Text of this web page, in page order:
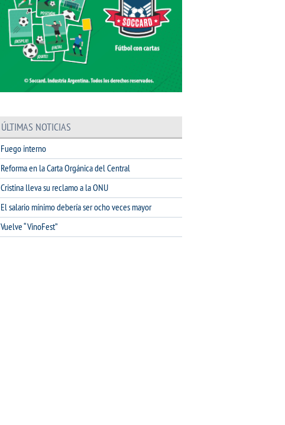
ÚLTIMAS NOTICIAS
Fuego interno
Reforma en la Carta Orgánica del Central
Cristina lleva su reclamo a la ONU
El salario mínimo debería ser ocho veces mayor
Vuelve “VinoFest”